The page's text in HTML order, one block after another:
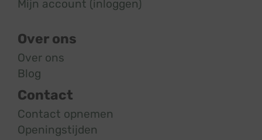
Mijn account (inloggen)
Over ons
Over ons
Blog
Contact
Contact opnemen
Openingstijden